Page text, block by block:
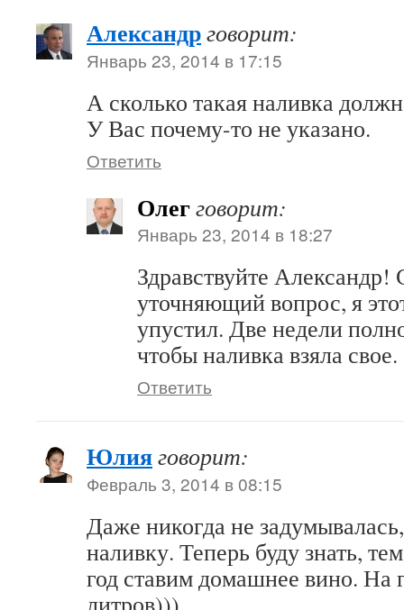
Александрговорит:
Январь 23, 2014 в 17:15
А сколько такая наливка
У Вас почему-то не указано.
Ответить
Олегговорит:
Январь 23, 2014 в 18:27
Здравствуйте Александр!
уточняющий вопрос, я
упустил. Две недели
чтобы наливка взяла свое.
Ответить
Юлияговорит:
Февраль 3, 2014 в 08:15
Даже никогда не
наливку. Теперь буду знать,
год ставим домашнее вино. На
литров)))